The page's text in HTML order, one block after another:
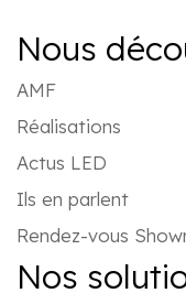
Nous
AMF
Réalisations
Actus LED
Ils en parlent
Rendez-vous
Nos